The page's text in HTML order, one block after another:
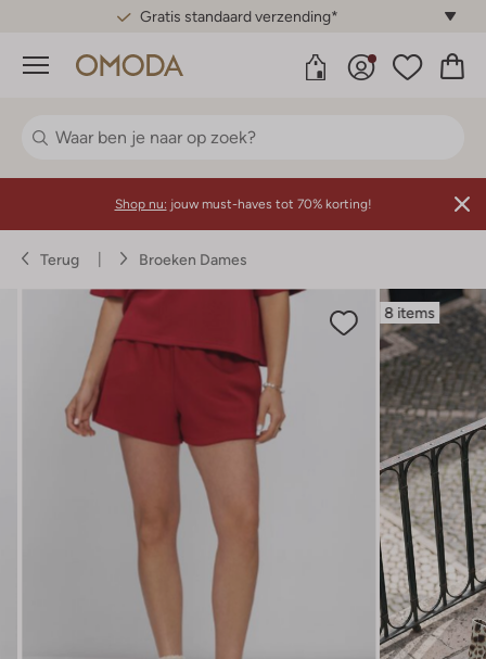
Gratis standaard verzending*
Menu
Shop nu: jouw must-haves tot 70% korting!
Terug Broeken Dames
8 items